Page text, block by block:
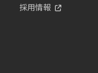
採用情報